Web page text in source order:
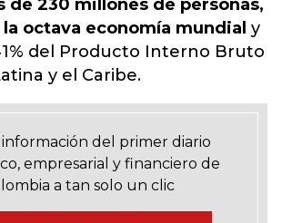
de 230 millones de personas,
octava economía mundial y
del Producto Interno Bruto
y el Caribe.
información del primer diario
empresarial y financiero de
a tan solo un clic